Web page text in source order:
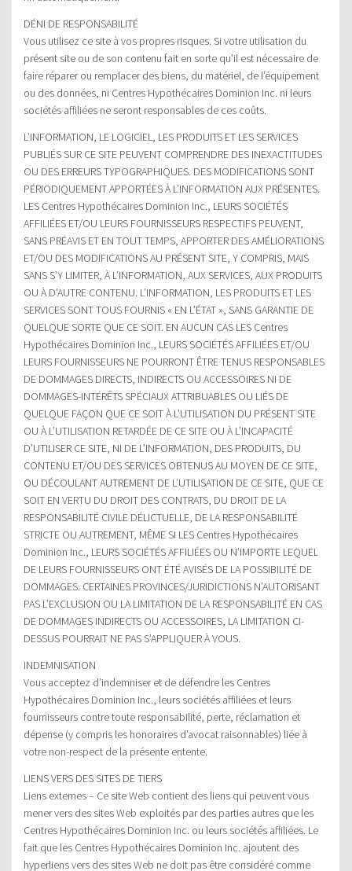
DÉNI DE RESPONSABILITÉ
Vous utilisez ce site à vos propres risques. Si votre utilisation du
présent site ou de son contenu fait en sorte qu’il est nécessaire de
faire réparer ou remplacer des biens, du matériel, de l’équipement
ou des données, ni Centres Hypothécaires Dominion Inc. ni leurs
sociétés affiliées ne seront responsables de ces coûts.
L’INFORMATION, LE LOGICIEL, LES PRODUITS ET LES SERVICES
PUBLIÉS SUR CE SITE PEUVENT COMPRENDRE DES INEXACTITUDES
OU DES ERREURS TYPOGRAPHIQUES. DES MODIFICATIONS SONT
PÉRIODIQUEMENT APPORTÉES À L’INFORMATION AUX PRÉSENTES.
LES Centres Hypothécaires Dominion Inc., LEURS SOCIÉTÉS
AFFILIÉES ET/OU LEURS FOURNISSEURS RESPECTIFS PEUVENT,
SANS PRÉAVIS ET EN TOUT TEMPS, APPORTER DES AMÉLIORATIONS
ET/OU DES MODIFICATIONS AU PRÉSENT SITE, Y COMPRIS, MAIS
SANS S’Y LIMITER, À L’INFORMATION, AUX SERVICES, AUX PRODUITS
OU À D’AUTRE CONTENU. L’INFORMATION, LES PRODUITS ET LES
SERVICES SONT TOUS FOURNIS « EN L’ÉTAT », SANS GARANTIE DE
QUELQUE SORTE QUE CE SOIT. EN AUCUN CAS LES Centres
Hypothécaires Dominion Inc., LEURS SOCIÉTÉS AFFILIÉES ET/OU
LEURS FOURNISSEURS NE POURRONT ÊTRE TENUS RESPONSABLES
DE DOMMAGES DIRECTS, INDIRECTS OU ACCESSOIRES NI DE
DOMMAGES-INTÉRÊTS SPÉCIAUX ATTRIBUABLES OU LIÉS DE
QUELQUE FAÇON QUE CE SOIT À L’UTILISATION DU PRÉSENT SITE
OU À L’UTILISATION RETARDÉE DE CE SITE OU À L’INCAPACITÉ
D’UTILISER CE SITE, NI DE L’INFORMATION, DES PRODUITS, DU
CONTENU ET/OU DES SERVICES OBTENUS AU MOYEN DE CE SITE,
OU DÉCOULANT AUTREMENT DE L’UTILISATION DE CE SITE, QUE CE
SOIT EN VERTU DU DROIT DES CONTRATS, DU DROIT DE LA
RESPONSABILITÉ CIVILE DÉLICTUELLE, DE LA RESPONSABILITÉ
STRICTE OU AUTREMENT, MÊME SI LES Centres Hypothécaires
Dominion Inc., LEURS SOCIÉTÉS AFFILIÉES OU N’IMPORTE LEQUEL
DE LEURS FOURNISSEURS ONT ÉTÉ AVISÉS DE LA POSSIBILITÉ DE
DOMMAGES. CERTAINES PROVINCES/JURIDICTIONS N’AUTORISANT
PAS L’EXCLUSION OU LA LIMITATION DE LA RESPONSABILITÉ EN CAS
DE DOMMAGES INDIRECTS OU ACCESSOIRES, LA LIMITATION CI-
DESSUS POURRAIT NE PAS S’APPLIQUER À VOUS.
INDEMNISATION
Vous acceptez d’indemniser et de défendre les Centres
Hypothécaires Dominion Inc., leurs sociétés affiliées et leurs
fournisseurs contre toute responsabilité, perte, réclamation et
dépense (y compris les honoraires d’avocat raisonnables) liée à
votre non-respect de la présente entente.
LIENS VERS DES SITES DE TIERS
Liens externes – Ce site Web contient des liens qui peuvent vous
mener vers des sites Web exploités par des parties autres que les
Centres Hypothécaires Dominion Inc. ou leurs sociétés affiliées. Le
fait que les Centres Hypothécaires Dominion Inc. ajoutent des
hyperliens vers des sites Web ne doit pas être considéré comme